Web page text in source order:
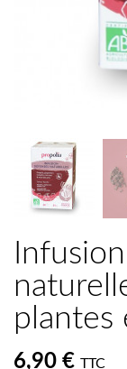
plantes
6,90 € TTC